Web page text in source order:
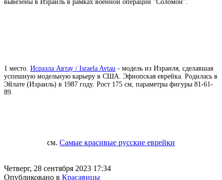
вывезены в Израиль в рамках военной операции "Соломон".
1 место. Исраэла Автау / Israela Avtau - модель из Израиля, сделавшая
успешную модельную карьеру в США. Эфиопская еврейка. Родилась в
Эйлате (Израиль) в 1987 году. Рост 175 см, параметры фигуры 81-61-
89.
см. Самые красивые русские еврейки
Четверг, 28 сентября 2023 17:34
Опубликовано в Красавицы